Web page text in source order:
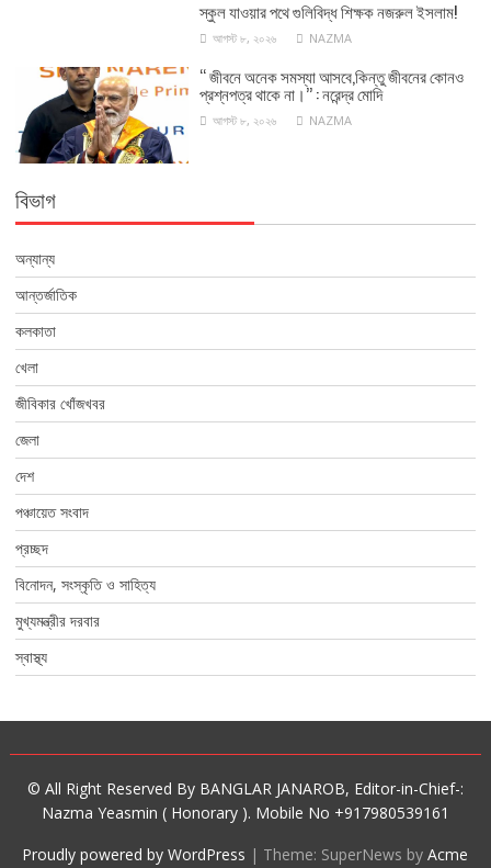
স্কুল যাওয়ার পথে গুলিবিদ্ধ শিক্ষক নজরুল ইসলাম!
আগস্ট ৮, ২০২৬ NAZMA
‘‘ জীবনে অনেক সমস্যা আসবে,কিন্তু জীবনের কোনও
প্রশ্নপত্র থাকে না।’’ : নরেন্দ্র মোদি
আগস্ট ৮, ২০২৬ NAZMA
বিভাগ
অন্যান্য
আন্তর্জাতিক
কলকাতা
খেলা
জীবিকার খোঁজখবর
জেলা
দেশ
পঞ্চায়েত সংবাদ
প্রচ্ছদ
বিনোদন, সংস্কৃতি ও সাহিত্য
মুখ্যমন্ত্রীর দরবার
স্বাস্থ্য
© All Right Reserved By BANGLAR JANAROB, Editor-in-Chief-:
Nazma Yeasmin ( Honorary ). Mobile No +917980539161
Proudly powered by WordPress | Theme: SuperNews byAcme